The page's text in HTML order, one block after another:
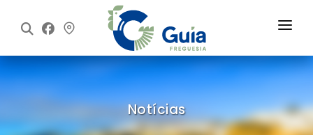
Início
Freguesia
Executivo
Notícias